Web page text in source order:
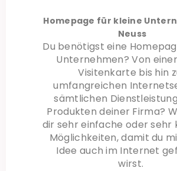
Homepage für kleine
Neuss
Du benötigst eine
Unternehmen? Von
Visitenkarte bis hin
umfangreichen
sämtlichen
Produkten deiner Firma?
dir sehr einfache oder sehr
Möglichkeiten, damit du
Idee auch im Internet
wirst.